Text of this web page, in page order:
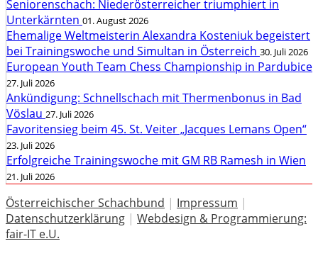
Seniorenschach: Niederösterreicher triumphiert in
Unterkärnten 01. August 2026
Ehemalige Weltmeisterin Alexandra Kosteniuk begeistert
bei Trainingswoche und Simultan in Österreich 30. Juli 2026
European Youth Team Chess Championship in Pardubice
27. Juli 2026
Ankündigung: Schnellschach mit Thermenbonus in Bad
Vöslau 27. Juli 2026
Favoritensieg beim 45. St. Veiter „Jacques Lemans Open“
23. Juli 2026
Erfolgreiche Trainingswoche mit GM RB Ramesh in Wien
21. Juli 2026
Österreichischer Schachbund | Impressum |
Datenschutzerklärung | Webdesign & Programmierung:
fair-IT e.U.